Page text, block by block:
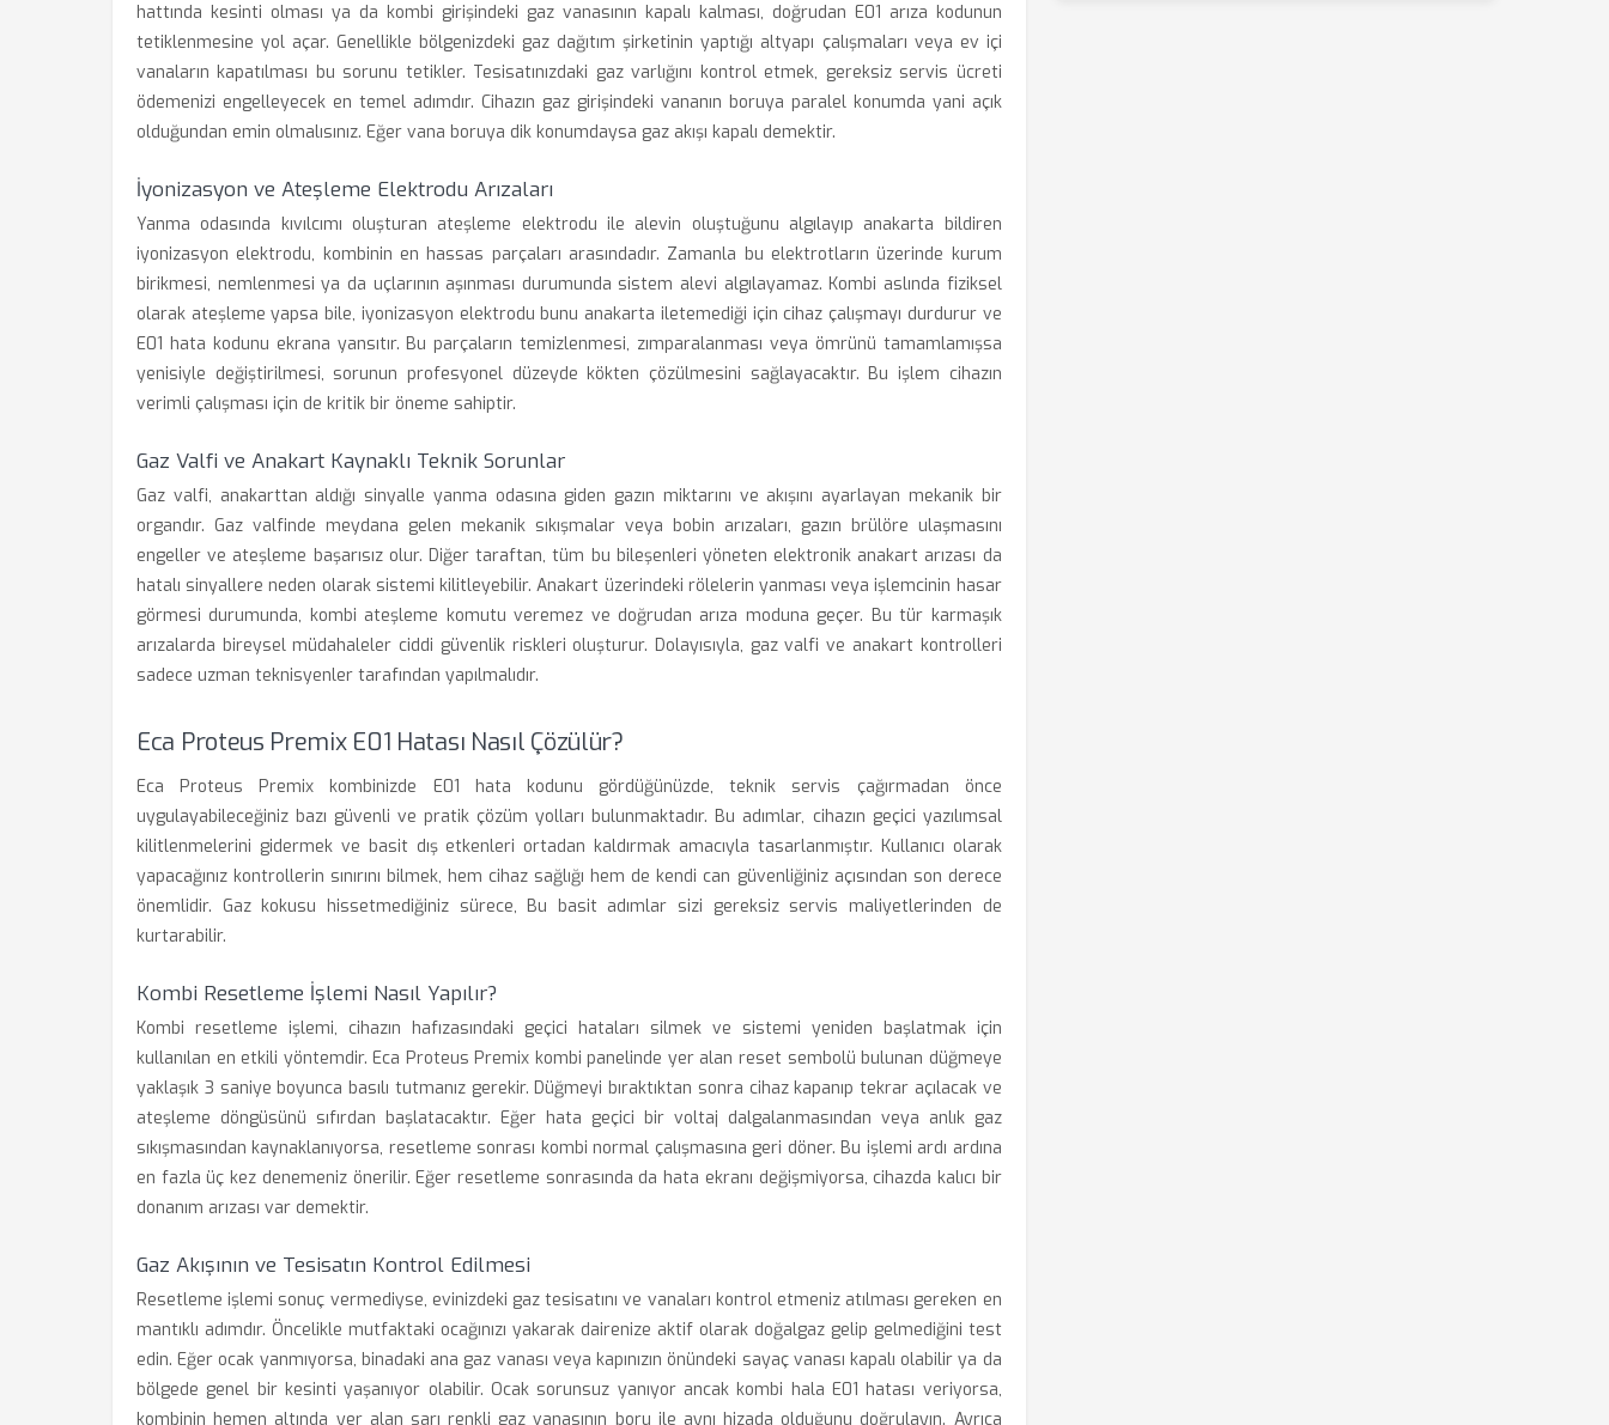
hattında kesinti olması ya da kombi girişindeki gaz vanasının kapalı kalması, doğrudan E01 arıza kodunun
tetiklenmesine yol açar. Genellikle bölgenizdeki gaz dağıtım şirketinin yaptığı altyapı çalışmaları veya ev içi
vanaların kapatılması bu sorunu tetikler. Tesisatınızdaki gaz varlığını kontrol etmek, gereksiz servis ücreti
ödemenizi engelleyecek en temel adımdır. Cihazın gaz girişindeki vananın boruya paralel konumda yani açık
olduğundan emin olmalısınız. Eğer vana boruya dik konumdaysa gaz akışı kapalı demektir.
İyonizasyon ve Ateşleme Elektrodu Arızaları
Yanma odasında kıvılcımı oluşturan ateşleme elektrodu ile alevin oluştuğunu algılayıp anakarta bildiren
iyonizasyon elektrodu, kombinin en hassas parçaları arasındadır. Zamanla bu elektrotların üzerinde kurum
birikmesi, nemlenmesi ya da uçlarının aşınması durumunda sistem alevi algılayamaz. Kombi aslında fiziksel
olarak ateşleme yapsa bile, iyonizasyon elektrodu bunu anakarta iletemediği için cihaz çalışmayı durdurur ve
E01 hata kodunu ekrana yansıtır. Bu parçaların temizlenmesi, zımparalanması veya ömrünü tamamlamışsa
yenisiyle değiştirilmesi, sorunun profesyonel düzeyde kökten çözülmesini sağlayacaktır. Bu işlem cihazın
verimli çalışması için de kritik bir öneme sahiptir.
Gaz Valfi ve Anakart Kaynaklı Teknik Sorunlar
Gaz valfi, anakarttan aldığı sinyalle yanma odasına giden gazın miktarını ve akışını ayarlayan mekanik bir
organdır. Gaz valfinde meydana gelen mekanik sıkışmalar veya bobin arızaları, gazın brülöre ulaşmasını
engeller ve ateşleme başarısız olur. Diğer taraftan, tüm bu bileşenleri yöneten elektronik anakart arızası da
hatalı sinyallere neden olarak sistemi kilitleyebilir. Anakart üzerindeki rölelerin yanması veya işlemcinin hasar
görmesi durumunda, kombi ateşleme komutu veremez ve doğrudan arıza moduna geçer. Bu tür karmaşık
arızalarda bireysel müdahaleler ciddi güvenlik riskleri oluşturur. Dolayısıyla, gaz valfi ve anakart kontrolleri
sadece uzman teknisyenler tarafından yapılmalıdır.
Eca Proteus Premix E01 Hatası Nasıl Çözülür?
Eca Proteus Premix kombinizde E01 hata kodunu gördüğünüzde, teknik servis çağırmadan önce
uygulayabileceğiniz bazı güvenli ve pratik çözüm yolları bulunmaktadır. Bu adımlar, cihazın geçici yazılımsal
kilitlenmelerini gidermek ve basit dış etkenleri ortadan kaldırmak amacıyla tasarlanmıştır. Kullanıcı olarak
yapacağınız kontrollerin sınırını bilmek, hem cihaz sağlığı hem de kendi can güvenliğiniz açısından son derece
önemlidir. Gaz kokusu hissetmediğiniz sürece, Bu basit adımlar sizi gereksiz servis maliyetlerinden de
kurtarabilir.
Kombi Resetleme İşlemi Nasıl Yapılır?
Kombi resetleme işlemi, cihazın hafızasındaki geçici hataları silmek ve sistemi yeniden başlatmak için
kullanılan en etkili yöntemdir. Eca Proteus Premix kombi panelinde yer alan reset sembolü bulunan düğmeye
yaklaşık 3 saniye boyunca basılı tutmanız gerekir. Düğmeyi bıraktıktan sonra cihaz kapanıp tekrar açılacak ve
ateşleme döngüsünü sıfırdan başlatacaktır. Eğer hata geçici bir voltaj dalgalanmasından veya anlık gaz
sıkışmasından kaynaklanıyorsa, resetleme sonrası kombi normal çalışmasına geri döner. Bu işlemi ardı ardına
en fazla üç kez denemeniz önerilir. Eğer resetleme sonrasında da hata ekranı değişmiyorsa, cihazda kalıcı bir
donanım arızası var demektir.
Gaz Akışının ve Tesisatın Kontrol Edilmesi
Resetleme işlemi sonuç vermediyse, evinizdeki gaz tesisatını ve vanaları kontrol etmeniz atılması gereken en
mantıklı adımdır. Öncelikle mutfaktaki ocağınızı yakarak dairenize aktif olarak doğalgaz gelip gelmediğini test
edin. Eğer ocak yanmıyorsa, binadaki ana gaz vanası veya kapınızın önündeki sayaç vanası kapalı olabilir ya da
bölgede genel bir kesinti yaşanıyor olabilir. Ocak sorunsuz yanıyor ancak kombi hala E01 hatası veriyorsa,
kombinin hemen altında yer alan sarı renkli gaz vanasının boru ile aynı hizada olduğunu doğrulayın. Ayrıca